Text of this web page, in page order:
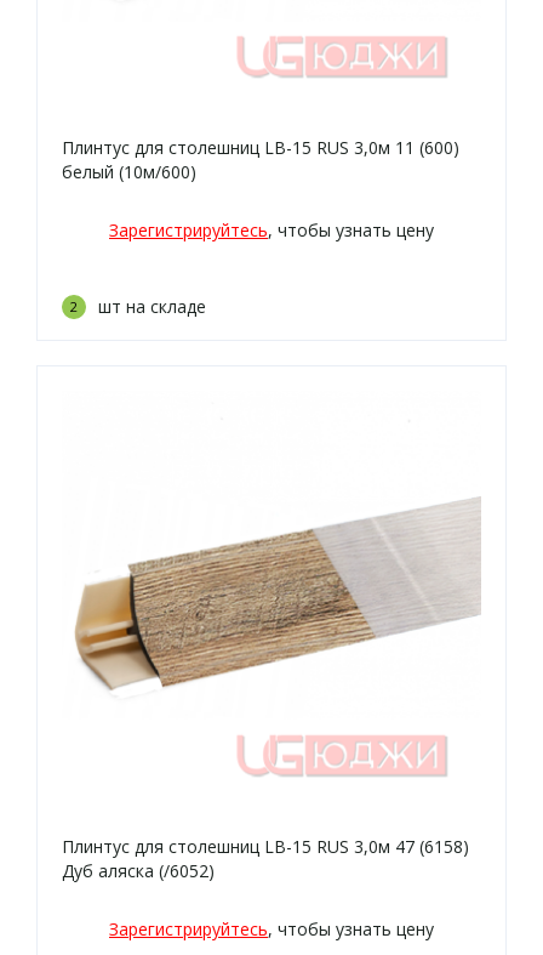
Плинтус для столешниц LB-15 RUS 3,0м 11 (600)
белый (10м/600)
Зарегистрируйтесь, чтобы узнать цену
2 шт на складе
Плинтус для столешниц LB-15 RUS 3,0м 47 (6158)
Дуб аляска (/6052)
Зарегистрируйтесь, чтобы узнать цену